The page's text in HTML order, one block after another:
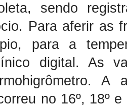
sendo
Para aferir as
para a
digital. As
A
no 16º, 18º